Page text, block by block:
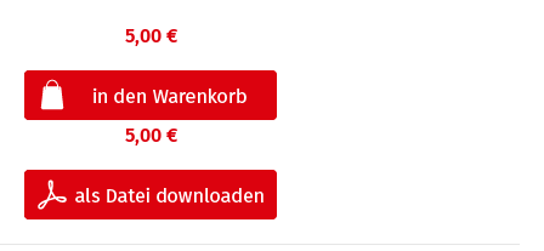
5,00 €
5,00 €